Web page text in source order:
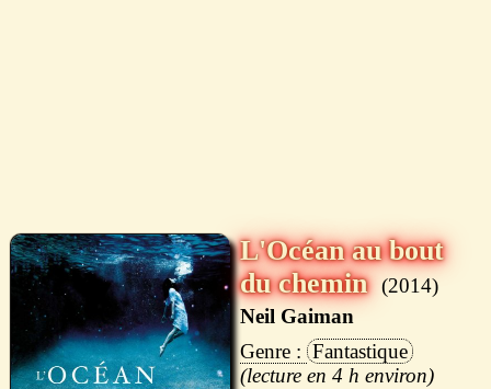
L'Océan au bout
du chemin
2014
Neil Gaiman
Fantastique
4 h